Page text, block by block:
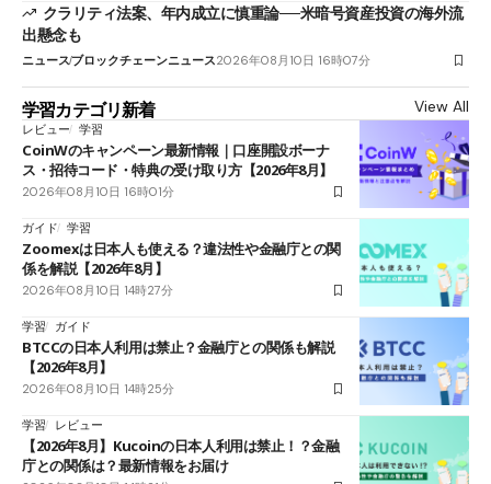
クラリティ法案、年内成立に慎重論──米暗号資産投資の海外流
出懸念も
ニュースブロックチェーンニュース2026年08月10日 16時07分
学習カテゴリ新着 View All
レビュー 学習
CoinWのキャンペーン最新情報｜口座開設ボーナ
ス・招待コード・特典の受け取り方【2026年8月】
2026年08月10日 16時01分
ガイド 学習
Zoomexは日本人も使える？違法性や金融庁との関
係を解説【2026年8月】
2026年08月10日 14時27分
学習 ガイド
BTCCの日本人利用は禁止？金融庁との関係も解説
【2026年8月】
2026年08月10日 14時25分
学習 レビュー
【2026年8月】Kucoinの日本人利用は禁止！？金融
庁との関係は？最新情報をお届け